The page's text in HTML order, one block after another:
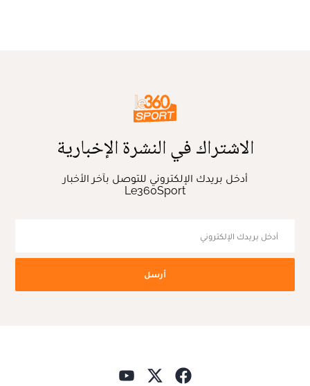
الاشتراك في النشرة الإخبارية
أدخل بريدك الإلكتروني للتوصل بآخر الأخبار
Le360Sport
أرسل